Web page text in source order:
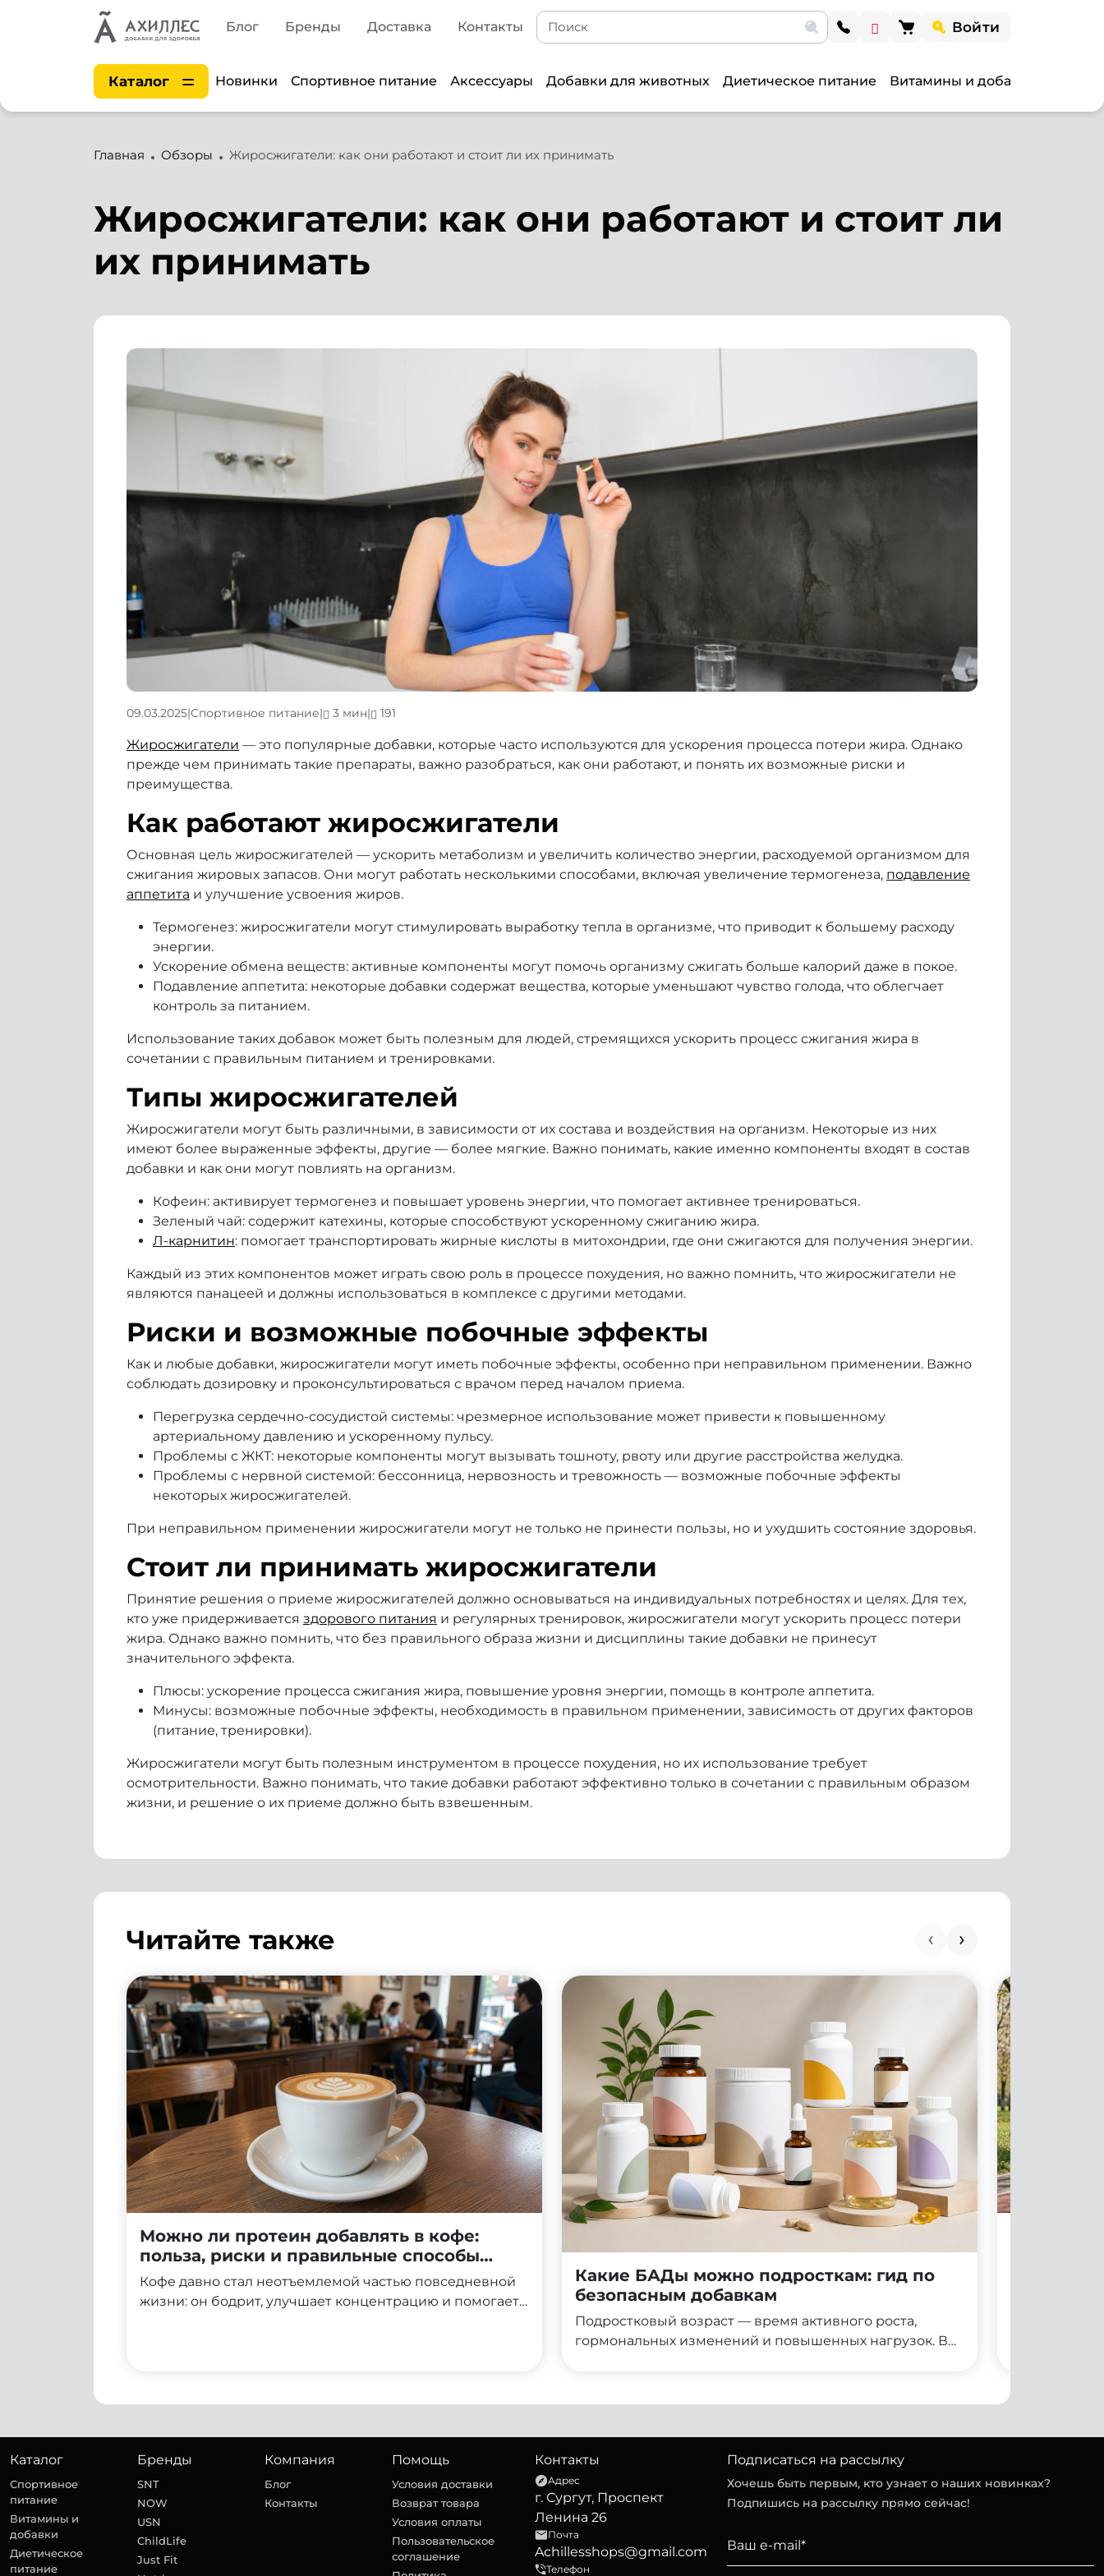
Блог Бренды Доставка Контакты Войти
Каталог Новинки Спортивное питание Аксессуары Добавки для животных Диетическое питание Витамины и добавки
Главная Обзоры Жиросжигатели: как они работают и стоит ли их принимать
Жиросжигатели: как они работают и стоит ли
их принимать
09.03.2025|Спортивное питание| 3 мин| 191
Жиросжигатели — это популярные добавки, которые часто используются для ускорения процесса потери жира. Однако
прежде чем принимать такие препараты, важно разобраться, как они работают, и понять их возможные риски и
преимущества.
Как работают жиросжигатели
Основная цель жиросжигателей — ускорить метаболизм и увеличить количество энергии, расходуемой организмом для
сжигания жировых запасов. Они могут работать несколькими способами, включая увеличение термогенеза, подавление
аппетита и улучшение усвоения жиров.
Термогенез: жиросжигатели могут стимулировать выработку тепла в организме, что приводит к большему расходу
энергии.
Ускорение обмена веществ: активные компоненты могут помочь организму сжигать больше калорий даже в покое.
Подавление аппетита: некоторые добавки содержат вещества, которые уменьшают чувство голода, что облегчает
контроль за питанием.
Использование таких добавок может быть полезным для людей, стремящихся ускорить процесс сжигания жира в
сочетании с правильным питанием и тренировками.
Типы жиросжигателей
Жиросжигатели могут быть различными, в зависимости от их состава и воздействия на организм. Некоторые из них
имеют более выраженные эффекты, другие — более мягкие. Важно понимать, какие именно компоненты входят в состав
добавки и как они могут повлиять на организм.
Кофеин: активирует термогенез и повышает уровень энергии, что помогает активнее тренироваться.
Зеленый чай: содержит катехины, которые способствуют ускоренному сжиганию жира.
Л-карнитин: помогает транспортировать жирные кислоты в митохондрии, где они сжигаются для получения энергии.
Каждый из этих компонентов может играть свою роль в процессе похудения, но важно помнить, что жиросжигатели не
являются панацеей и должны использоваться в комплексе с другими методами.
Риски и возможные побочные эффекты
Как и любые добавки, жиросжигатели могут иметь побочные эффекты, особенно при неправильном применении. Важно
соблюдать дозировку и проконсультироваться с врачом перед началом приема.
Перегрузка сердечно-сосудистой системы: чрезмерное использование может привести к повышенному
артериальному давлению и ускоренному пульсу.
Проблемы с ЖКТ: некоторые компоненты могут вызывать тошноту, рвоту или другие расстройства желудка.
Проблемы с нервной системой: бессонница, нервозность и тревожность — возможные побочные эффекты
некоторых жиросжигателей.
При неправильном применении жиросжигатели могут не только не принести пользы, но и ухудшить состояние здоровья.
Стоит ли принимать жиросжигатели
Принятие решения о приеме жиросжигателей должно основываться на индивидуальных потребностях и целях. Для тех,
кто уже придерживается здорового питания и регулярных тренировок, жиросжигатели могут ускорить процесс потери
жира. Однако важно помнить, что без правильного образа жизни и дисциплины такие добавки не принесут
значительного эффекта.
Плюсы: ускорение процесса сжигания жира, повышение уровня энергии, помощь в контроле аппетита.
Минусы: возможные побочные эффекты, необходимость в правильном применении, зависимость от других факторов
(питание, тренировки).
Жиросжигатели могут быть полезным инструментом в процессе похудения, но их использование требует
осмотрительности. Важно понимать, что такие добавки работают эффективно только в сочетании с правильным образом
жизни, и решение о их приеме должно быть взвешенным.
Читайте также
Можно ли протеин добавлять в кофе:
польза, риски и правильные способы
приготовления
Кофе давно стал неотъемлемой частью повседневной
жизни: он бодрит, улучшает концентрацию и помогает
Какие БАДы можно подросткам: гид по
безопасным добавкам
Подростковый возраст — время активного роста,
гормональных изменений и повышенных нагрузок. В
могут навредить? В этой статье мы разберём, какие
добавки безопасны для возраста 13–18 лет, как их
правильно выбирать и когда без консультации врача не
обойтись.
упаковками
Каталог
Спортивное
питание
Витамины и
добавки
Диетическое
питание
Бренды
SNT
NOW
USN
ChildLife
Just Fit
Компания
Блог
Контакты
Помощь
Условия доставки
Возврат товара
Условия оплаты
Пользовательское
соглашение
Контакты
Адрес
г. Сургут, Проспект
Ленина 26
Почта
Achillesshops@gmail.com
Телефон
Подписаться на рассылку
Хочешь быть первым, кто узнает о наших новинках?
Подпишись на рассылку прямо сейчас!